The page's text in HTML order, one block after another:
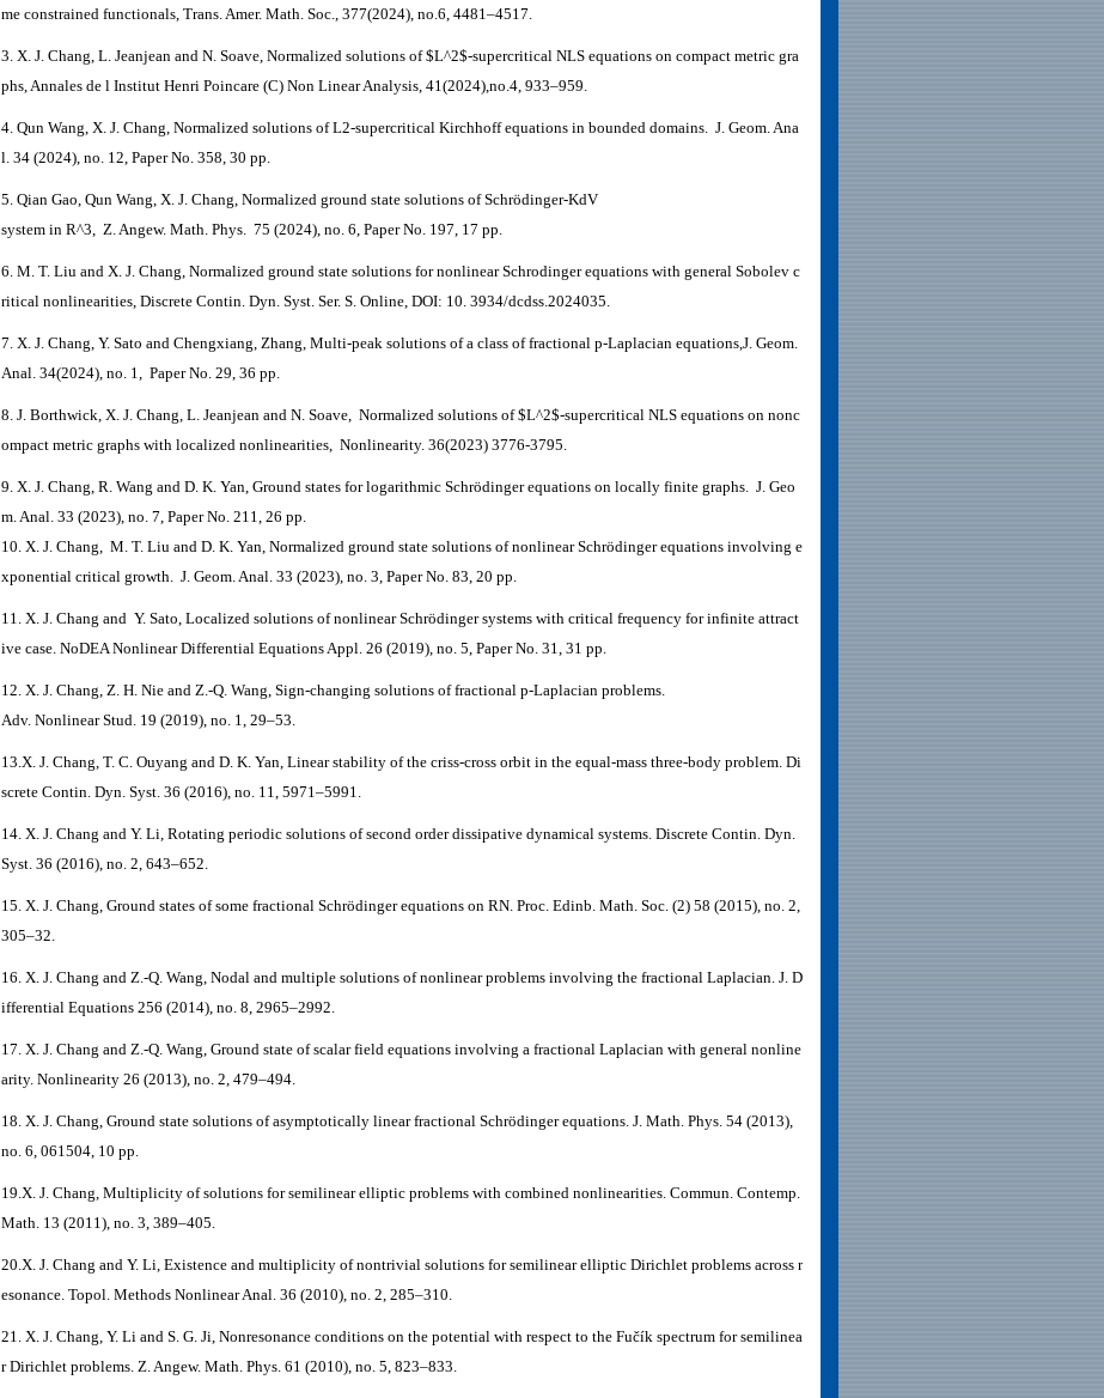
me constrained functionals, Trans. Amer. Math. Soc., 377(2024), no.6, 4481–4517.
3. X. J. Chang, L. Jeanjean and N. Soave, Normalized solutions of $L^2$-supercritical NLS equations on compact metric gra
phs,Annales de l Institut Henri Poincare (C) Non Linear Analysis, 41(2024),no.4, 933–959.
4. Qun Wang, X. J. Chang, Normalized solutions of L2-supercritical Kirchhoff equations in bounded domains. J. Geom. Ana
l. 34 (2024), no. 12, Paper No. 358, 30 pp.
5. Qian Gao, Qun Wang, X. J. Chang, Normalized ground state solutions of Schrödinger-KdV
system in R^3, Z. Angew. Math. Phys. 75 (2024), no. 6, Paper No. 197, 17 pp.
6. M. T. Liu and X. J. Chang, Normalized ground state solutions for nonlinear Schrodinger equations with general Sobolev c
ritical nonlinearities, Discrete Contin. Dyn. Syst. Ser. S. Online, DOI: 10. 3934/dcdss.2024035.
7. X. J. Chang, Y. Sato and Chengxiang, Zhang, Multi-peak solutions of a class of fractional p-Laplacian equations,J. Geom.
Anal. 34(2024), no. 1, Paper No. 29, 36 pp.
8. J. Borthwick, X. J. Chang, L. Jeanjean and N. Soave, Normalized solutions of $L^2$-supercritical NLS equations on nonc
ompact metric graphs with localized nonlinearities, Nonlinearity. 36(2023) 3776-3795.
9. X. J. Chang, R. Wang and D. K. Yan, Ground states for logarithmic Schrödinger equations on locally finite graphs. J. Geo
m. Anal. 33 (2023), no. 7, Paper No. 211, 26 pp.
10. X. J. Chang, M. T. Liu and D. K. Yan, Normalized ground state solutions of nonlinear Schrödinger equations involving e
xponential critical growth. J. Geom. Anal. 33 (2023), no. 3, Paper No. 83, 20 pp.
11. X. J. Chang and Y. Sato, Localized solutions of nonlinear Schrödinger systems with critical frequency for infinite attract
ive case. NoDEA Nonlinear Differential Equations Appl. 26 (2019), no. 5, Paper No. 31, 31 pp.
12. X. J. Chang, Z. H. Nie and Z.-Q. Wang, Sign-changing solutions of fractional p-Laplacian problems.
Adv. Nonlinear Stud. 19 (2019), no. 1, 29–53.
13.X. J. Chang, T. C. Ouyang and D. K. Yan, Linear stability of the criss-cross orbit in the equal-mass three-body problem. Di
screte Contin. Dyn. Syst. 36 (2016), no. 11, 5971–5991.
14. X. J. Chang and Y. Li, Rotating periodic solutions of second order dissipative dynamical systems. Discrete Contin. Dyn.
Syst. 36 (2016), no. 2, 643–652.
15. X. J. Chang, Ground states of some fractional Schrödinger equations on RN. Proc. Edinb. Math. Soc. (2) 58 (2015), no. 2,
305–32.
16. X. J. Chang and Z.-Q. Wang, Nodal and multiple solutions of nonlinear problems involving the fractional Laplacian. J. D
ifferential Equations 256 (2014), no. 8, 2965–2992.
17. X. J. Chang and Z.-Q. Wang, Ground state of scalar field equations involving a fractional Laplacian with general nonline
arity. Nonlinearity 26 (2013), no. 2, 479–494.
18. X. J. Chang, Ground state solutions of asymptotically linear fractional Schrödinger equations. J. Math. Phys. 54 (2013),
no. 6, 061504, 10 pp.
19.X. J. Chang, Multiplicity of solutions for semilinear elliptic problems with combined nonlinearities. Commun. Contemp.
Math. 13 (2011), no. 3, 389–405.
20.X. J. Chang and Y. Li, Existence and multiplicity of nontrivial solutions for semilinear elliptic Dirichlet problems across r
esonance. Topol. Methods Nonlinear Anal. 36 (2010), no. 2, 285–310.
21. X. J. Chang, Y. Li and S. G. Ji, Nonresonance conditions on the potential with respect to the Fučík spectrum for semilinea
r Dirichlet problems. Z. Angew. Math. Phys. 61 (2010), no. 5, 823–833.